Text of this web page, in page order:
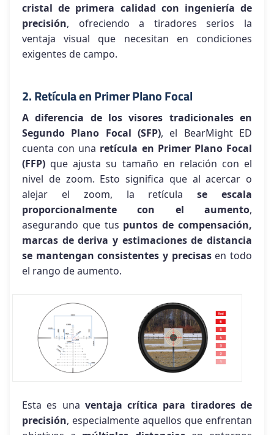
cristal de primera calidad con ingeniería de
precisión, ofreciendo a tiradores serios la
ventaja visual que necesitan en condiciones
exigentes de campo.
2. Retícula en Primer Plano Focal
A diferencia de los visores tradicionales en
Segundo Plano Focal (SFP), el BearMight ED
cuenta con una retícula en Primer Plano Focal
(FFP) que ajusta su tamaño en relación con el
nivel de zoom. Esto significa que al acercar o
alejar el zoom, la retículase escala
proporcionalmente con el aumento,
asegurando que tus puntos de compensación,
marcas de deriva y estimaciones de distancia
se mantengan consistentes y precisasen todo
el rango de aumento.
Esta es una ventaja crítica para tiradores de
precisión, especialmente aquellos que enfrentan